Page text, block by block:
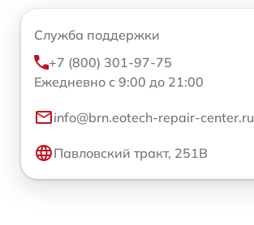
Служба поддержки
+7 (800) 301-97-75
Ежедневно с 9:00 до 21:00
info@brn.eotech-repair-center.ru
Павловский тракт, 251В